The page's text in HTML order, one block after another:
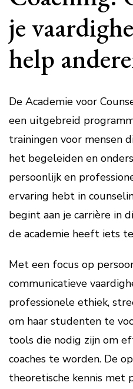
je
help
De Academie voor
een uitgebreid
trainingen voor mensen
het begeleiden en
persoonlijk en
ervaring hebt in
begint aan je carrière in
de academie heeft iets
Met een focus op
communicatieve
professionele ethiek,
om haar studenten te
tools die nodig zijn om
coaches te worden. De
theoretische kennis met